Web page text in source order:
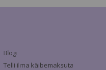
Blogi
Telli ilma käibemaksuta